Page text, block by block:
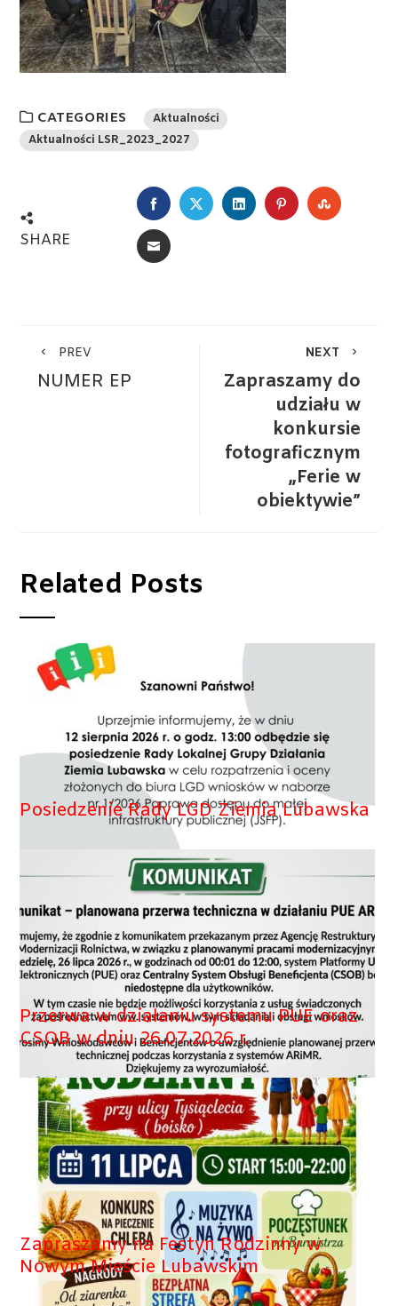
CATEGORIES
Aktualności
Aktualności LSR_2023_2027
SHARE
FACEBOOK
TWITTERLINKEDINPINTEREST
EMAIL
PREV
NUMER EP
NEXT
Zapraszamy do
udziału w
konkursie
fotograficznym
„Ferie w
obiektywie”
Related Posts
Posiedzenie Rady LGD Ziemia Lubawska
Przerwa w działaniu systemu PUE oraz
CSOB w dniu 26.07.2026 r.
Zapraszamy na Festyn Rodzinny w
Nowym Mieście Lubawskim